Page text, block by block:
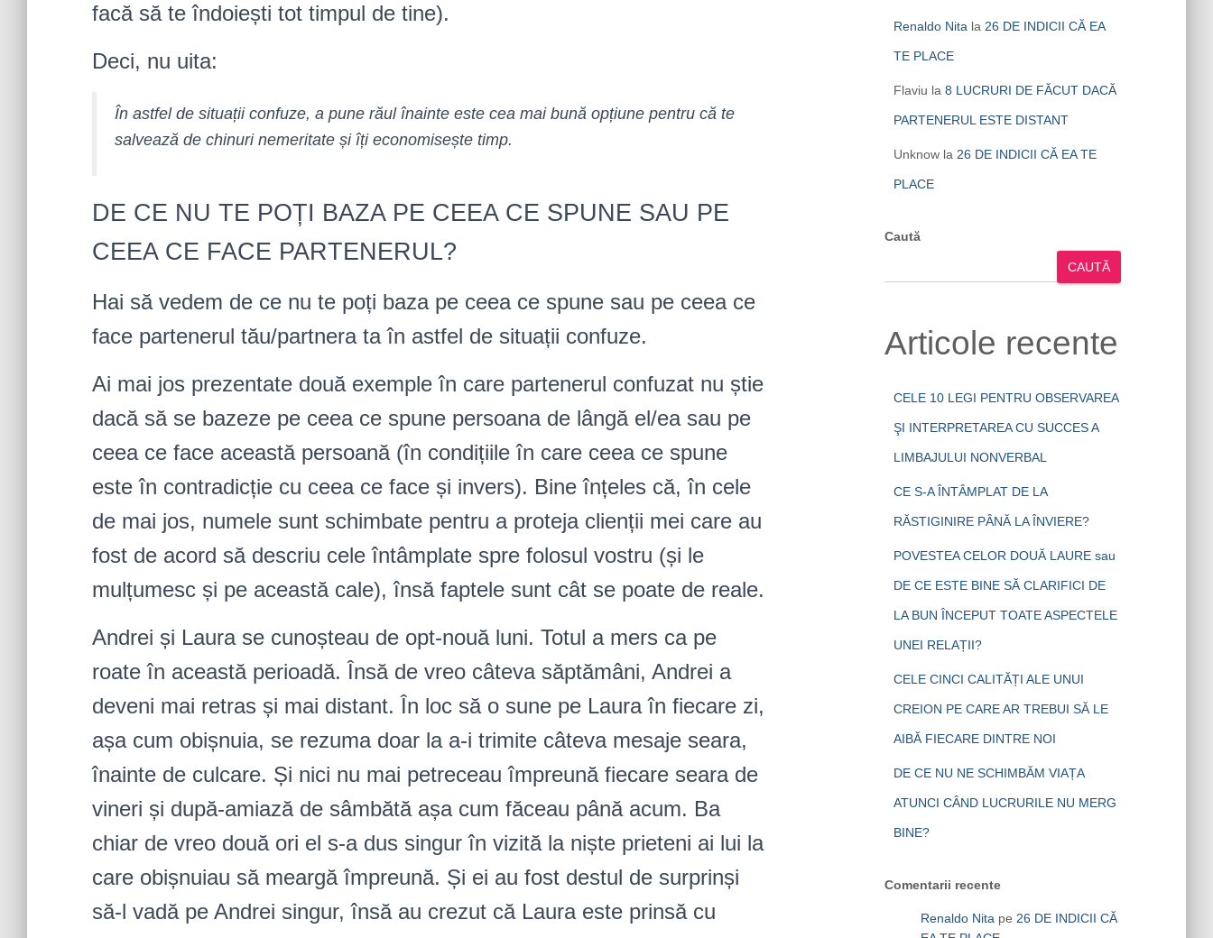
facă să te îndoiești tot timpul de tine).
Deci, nu uita:
În astfel de situații confuze, a pune răul înainte este cea mai bună opțiune pentru că te
salvează de chinuri nemeritate și îți economisește timp.
DE CE NU TE POȚI BAZA PE CEEA CE SPUNE SAU PE
CEEA CE FACE PARTENERUL?
Hai să vedem de ce nu te poți baza pe ceea ce spune sau pe ceea ce
face partenerul tău/partnera ta în astfel de situații confuze.
Ai mai jos prezentate două exemple în care partenerul confuzat nu știe
dacă să se bazeze pe ceea ce spune persoana de lângă el/ea sau pe
ceea ce face această persoană (în condițiile în care ceea ce spune
este în contradicție cu ceea ce face și invers). Bine înțeles că, în cele
de mai jos, numele sunt schimbate pentru a proteja clienții mei care au
fost de acord să descriu cele întâmplate spre folosul vostru (și le
mulțumesc și pe această cale), însă faptele sunt cât se poate de reale.
Andrei și Laura se cunoșteau de opt-nouă luni. Totul a mers ca pe
roate în această perioadă. Însă de vreo câteva săptămâni, Andrei a
deveni mai retras și mai distant. În loc să o sune pe Laura în fiecare zi,
așa cum obișnuia, se rezuma doar la a-i trimite câteva mesaje seara,
înainte de culcare. Și nici nu mai petreceau împreună fiecare seara de
vineri și după-amiază de sâmbătă așa cum făceau până acum. Ba
chiar de vreo două ori el s-a dus singur în vizită la niște prieteni ai lui la
care obișnuiau să meargă împreună. Și ei au fost destul de surprinși
să-l vadă pe Andrei singur, însă au crezut că Laura este prinsă cu
Renaldo Nita la 26 DE INDICII CĂ EA
TE PLACE
Flaviu la 8 LUCRURI DE FĂCUT DACĂ
PARTENERUL ESTE DISTANT
Unknowla 26 DE INDICII CĂ EA TE
PLACE
Caută
CAUTĂ
Articole recente
CELE 10 LEGI PENTRU OBSERVAREA
ŞI INTERPRETAREA CU SUCCES A
LIMBAJULUI NONVERBAL
CE S-A ÎNTÂMPLAT DE LA
RĂSTIGINIRE PÂNĂ LA ÎNVIERE?
POVESTEA CELOR DOUĂ LAURE sau
DE CE ESTE BINE SĂ CLARIFICI DE
LA BUN ÎNCEPUT TOATE ASPECTELE
UNEI RELAȚII?
CELE CINCI CALITĂȚI ALE UNUI
CREION PE CARE AR TREBUI SĂ LE
AIBĂ FIECARE DINTRE NOI
DE CE NU NE SCHIMBĂM VIAȚA
ATUNCI CÂND LUCRURILE NU MERG
BINE?
Comentarii recente
Renaldo Nita pe 26 DE INDICII CĂ